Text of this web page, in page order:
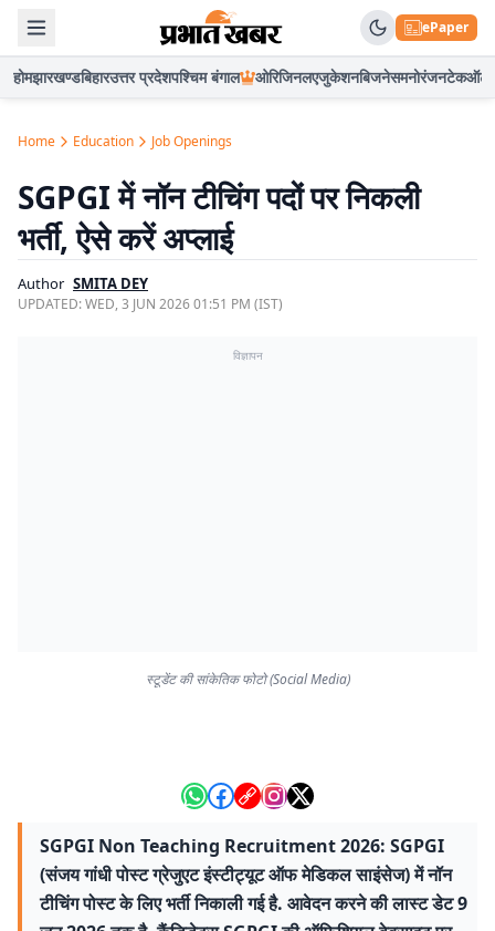
ePaper
होमझारखण्डबिहारउत्तर प्रदेशपश्चिम बंगाल ओरिजिनलएजुकेशनबिजनेसमनोरंजनटेकऑटो
Home Education Job Openings
SGPGI में नॉन टीचिंग पदों पर निकली
भर्ती, ऐसे करें अप्लाई
Author SMITA DEY
UPDATED:WED, 3 JUN 2026 01:51 PM (IST)
विज्ञापन
स्टूडेंट की सांकेतिक फोटो (Social Media)
SGPGI Non Teaching Recruitment 2026: SGPGI
(संजय गांधी पोस्ट ग्रेजुएट इंस्टीट्यूट ऑफ मेडिकल साइंसेज) में नॉन
टीचिंग पोस्ट के लिए भर्ती निकाली गई है. आवेदन करने की लास्ट डेट 9